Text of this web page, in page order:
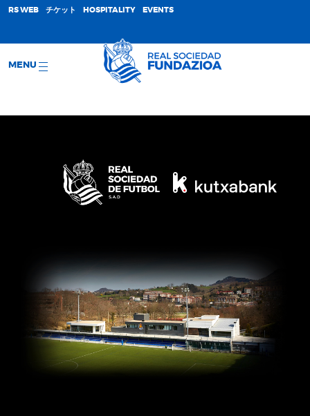
RS WEB チケット HOSPITALITY EVENTS
MENU